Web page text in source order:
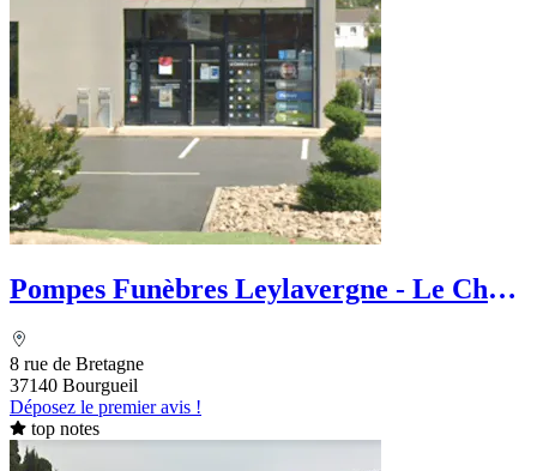
Pompes Funèbres Leylavergne - Le Choix
8 rue de Bretagne
37140 Bourgueil
Déposez le premier avis !
top notes